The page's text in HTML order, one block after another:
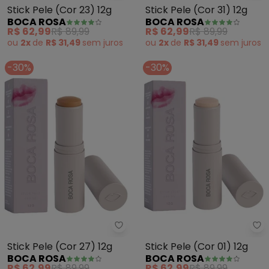
Stick Pele (Cor 23) 12g
BOCA ROSA
R$ 62,99R$ 89,99
ou 2x de R$ 31,49 sem juros
Stick Pele (Cor 31) 12g
BOCA ROSA
R$ 62,99R$ 89,99
ou 2x de R$ 31,49 sem juros
-30%
Boca Rosa - Stick Pele (Cor 27)
Stick Pele (Cor 27) 12g
BOCA ROSA
-30%
Stick Pele (Cor 01) 12g
BOCA ROSA